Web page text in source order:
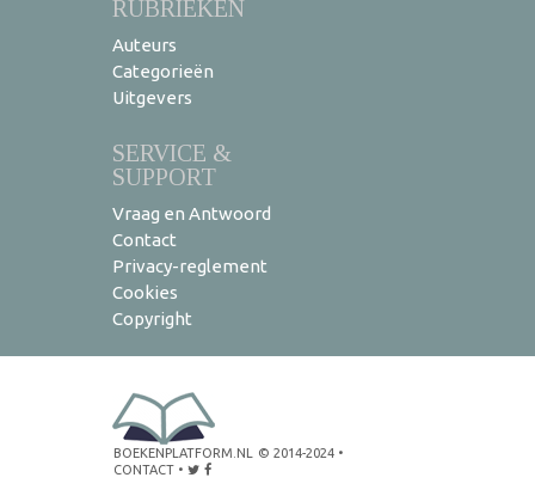
RUBRIEKEN
Auteurs
Categorieën
Uitgevers
SERVICE &
SUPPORT
Vraag en Antwoord
Contact
Privacy-reglement
Cookies
Copyright
BOEKENPLATFORM.NL © 2014-2024 •
CONTACT •